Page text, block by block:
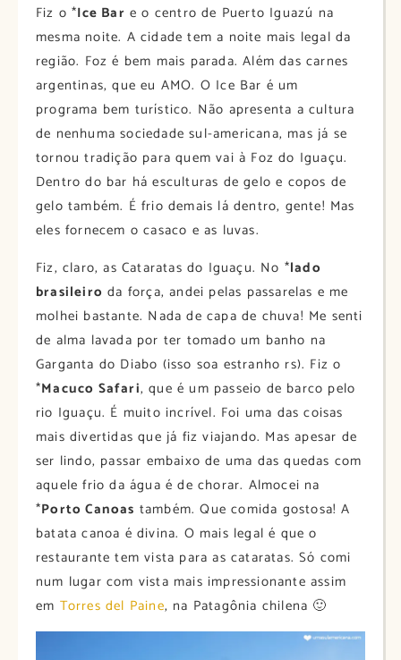
Fiz o *Ice Bar e o centro de Puerto Iguazú na
mesma noite. A cidade tem a noite mais legal da
região. Foz é bem mais parada. Além das carnes
argentinas, que eu AMO. O Ice Bar é um
programa bem turístico. Não apresenta a cultura
de nenhuma sociedade sul-americana, mas já se
tornou tradição para quem vai à Foz do Iguaçu.
Dentro do bar há esculturas de gelo e copos de
gelo também. É frio demais lá dentro, gente! Mas
eles fornecem o casaco e as luvas.
Fiz, claro, as Cataratas do Iguaçu. No *lado
brasileiro da força, andei pelas passarelas e me
molhei bastante. Nada de capa de chuva! Me senti
de alma lavada por ter tomado um banho na
Garganta do Diabo (isso soa estranho rs). Fiz o
*Macuco Safari, que é um passeio de barco pelo
rio Iguaçu. É muito incrível. Foi uma das coisas
mais divertidas que já fiz viajando. Mas apesar de
ser lindo, passar embaixo de uma das quedas com
aquele frio da água é de chorar. Almocei na
*Porto Canoas também. Que comida gostosa! A
batata canoa é divina. O mais legal é que o
restaurante tem vista para as cataratas. Só comi
num lugar com vista mais impressionante assim
em Torres del Paine, na Patagônia chilena 🙂